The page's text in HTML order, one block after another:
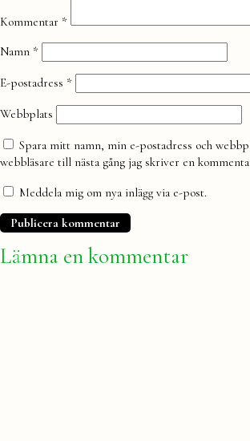
Kommentar *
Namn *
E-postadress *
Webbplats
Spara mitt namn, min e-postadress och
webbläsare till nästa gång jag skriver en
Meddela mig om nya inlägg via e-post.
Lämna en kommentar